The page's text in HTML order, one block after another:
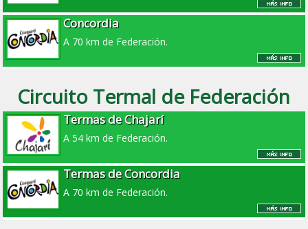
Concordia
A 70 km de Federación.
Circuito Termal de Federación
Termas de Chajarí
A 54 km de Federación.
Termas de Concordia
A 70 km de Federación.